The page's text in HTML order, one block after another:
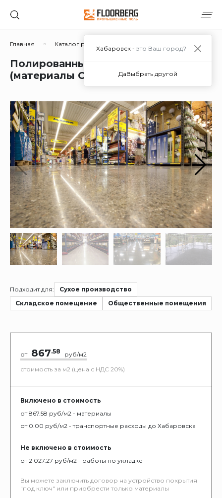
Главная Каталог решений Полированный бетон
Полированный бетон Ultralit
(материалы США) в Хабаровске
Подходит для:
Сухое производство
Складское помещение
Общественные помещения
от 867.58
руб/м2
стоимость за м2 (цена с НДС 20%)
Включено в стоимость
от 867.58 руб/м2 - материалы
от 0.00 руб/м2 - транспортные расходы до Хабаровска
Не включено в стоимость
от 2 027.27 руб/м2 - работы по укладке
Вы можете заключить договор на устройство покрытия
"под ключ" или приобрести только материалы
Хабаровск - это Ваш город?
ДаВыбрать другой